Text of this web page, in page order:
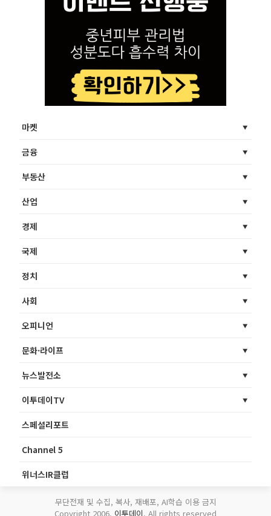
마켓
금융
부동산
산업
경제
국제
정치
사회
오피니언
문화·라이프
뉴스발전소
이투데이TV
스페셜리포트
Channel 5
위너스IR클럽
무단전재 및 수집, 복사, 재배포, AI학습 이용 금지
Copyright 2006. 이투데이. All rights reserved